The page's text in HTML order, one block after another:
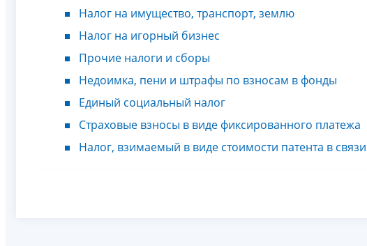
Налог на имущество, транспорт, землю
Налог на игорный бизнес
Прочие налоги и сборы
Недоимка, пени и штрафы по взносам в фонды
Единый социальный налог
Страховые взносы в виде фиксированного платежа
Налог, взимаемый в виде стоимости патента в